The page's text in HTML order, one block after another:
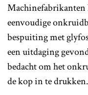
Machinefabrikanten
eenvoudige
bespuiting met
een uitdaging
bedacht om het
de kop in te drukken.